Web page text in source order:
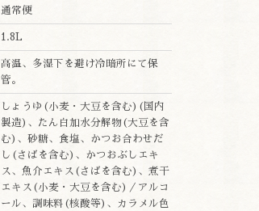
通常便
1.8L
高温、多湿下を避け冷暗所にて保
管。
しょうゆ(小麦・大豆を含む)(国内
製造)、たん白加水分解物(大豆を含
む)、砂糖、食塩、かつお合わせだ
し(さばを含む)、かつおぶしエキ
ス、魚介エキス(さばを含む)、煮干
エキス(小麦・大豆を含む)／アルコ
ール、調味料(核酸等)、カラメル色